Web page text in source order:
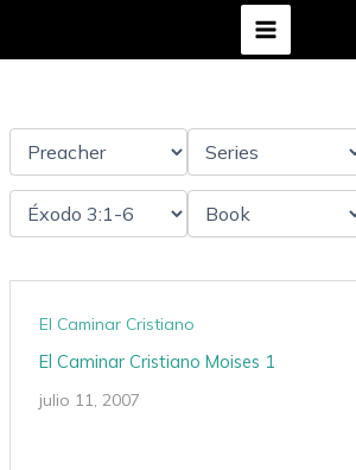
El Caminar Cristiano
El Caminar Cristiano Moises 1
julio 11, 2007